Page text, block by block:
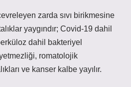
zarda sıvı birikmesine
yaygındır; Covid-19 dahil
dahil bakteriyel
romatolojik
ve kanser kalbe yayılır.